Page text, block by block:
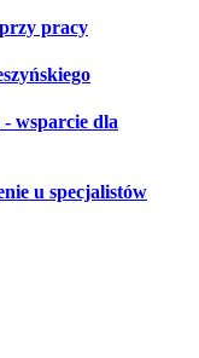
pracy
wsparcie dla
u specjalistów